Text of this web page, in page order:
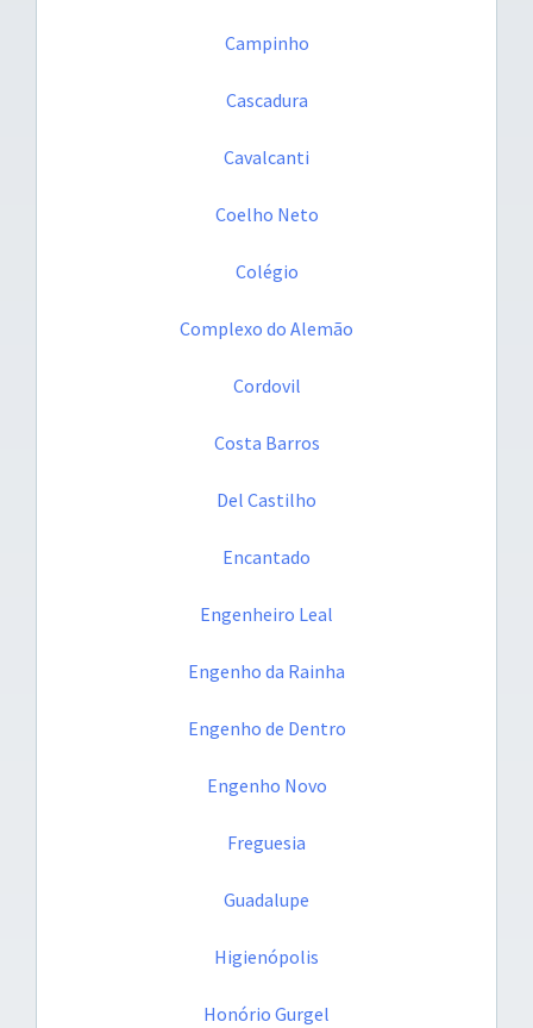
Campinho
Cascadura
Cavalcanti
Coelho Neto
Colégio
Complexo do Alemão
Cordovil
Costa Barros
Del Castilho
Encantado
Engenheiro Leal
Engenho da Rainha
Engenho de Dentro
Engenho Novo
Freguesia
Guadalupe
Higienópolis
Honório Gurgel